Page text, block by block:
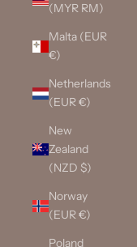
(MYR RM)
Malta (EUR
€)
Netherlands
(EUR €)
New
Zealand
(NZD $)
Norway
(EUR €)
Poland